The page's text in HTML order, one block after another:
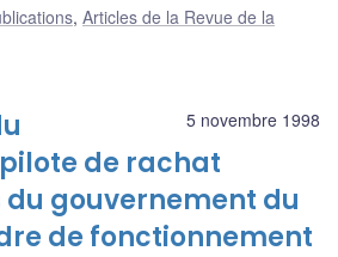
, Articles de la Revue de la
5 novembre 1998
de rachat
gouvernement du
de fonctionnement